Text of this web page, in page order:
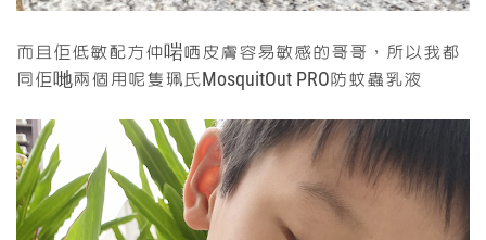
而且佢低敏配方仲啱哂皮膚容易敏感的哥哥，所以我都
同佢哋兩個用呢隻珮氏MosquitOut PRO防蚊蟲乳液